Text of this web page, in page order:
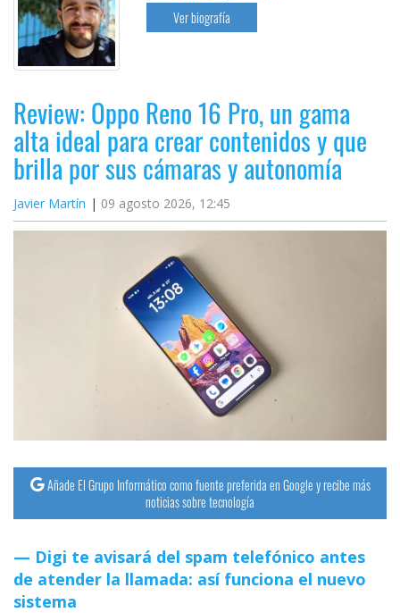
Ver biografía
Review: Oppo Reno 16 Pro, un gama
alta ideal para crear contenidos y que
brilla por sus cámaras y autonomía
Javier Martín 09 agosto 2026, 12:45
Añade El Grupo Informático como fuente preferida en Google y recibe más
noticias sobre tecnología
Digi te avisará del spam telefónico antes
de atender la llamada: así funciona el nuevo
sistema